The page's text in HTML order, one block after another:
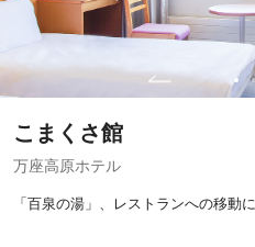
こまくさ館
万座高原ホテル
「百泉の湯」、レストランへの移動